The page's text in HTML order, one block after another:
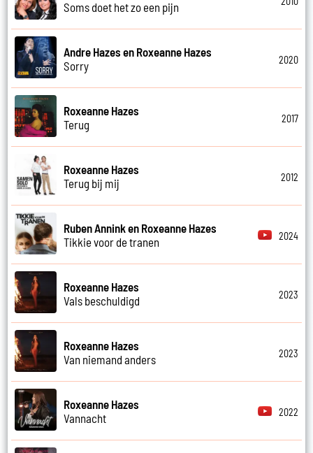
Soms doet het zo een pijn
Andre Hazes en Roxeanne Hazes
Sorry
2020
Roxeanne Hazes
Terug
2017
Roxeanne Hazes
Terug bij mij
2012
Ruben Annink en Roxeanne Hazes
Tikkie voor de tranen
2024
Roxeanne Hazes
Vals beschuldigd
2023
Roxeanne Hazes
Van niemand anders
2023
Roxeanne Hazes
Vannacht
2022